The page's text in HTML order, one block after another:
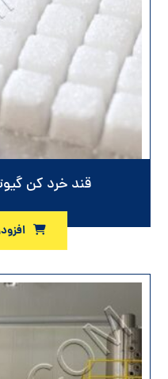
قند خرد کن